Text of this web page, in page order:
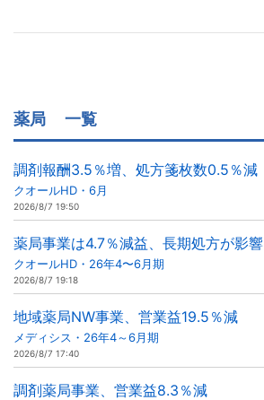
薬局 一覧
調剤報酬3.5％増、処方箋枚数0.5％減
クオールHD・6月
2026/8/7 19:50
薬局事業は4.7％減益、長期処方が影響
クオールHD・26年4〜6月期
2026/8/7 19:18
地域薬局NW事業、営業益19.5％減
メディシス・26年4～6月期
2026/8/7 17:40
調剤薬局事業、営業益8.3％減